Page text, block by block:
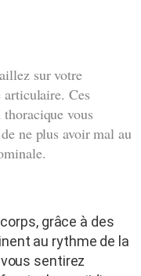
sur votre
articulaire. Ces
vous
ne plus avoir mal au
grâce à des
au rythme de la
sentirez